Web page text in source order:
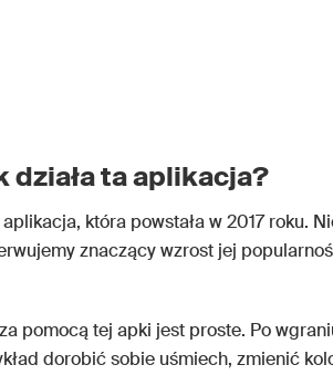
działa ta aplikacja?
która powstała w 2017 roku.
znaczący wzrost jej
pomocą tej apki jest proste. Po
dorobić sobie uśmiech, zmienić